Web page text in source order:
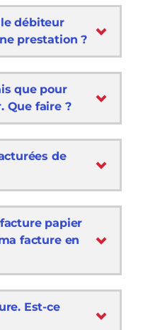
débiteur
prestation ?
que pour
Que faire ?
de
papier
facture en
Est-ce